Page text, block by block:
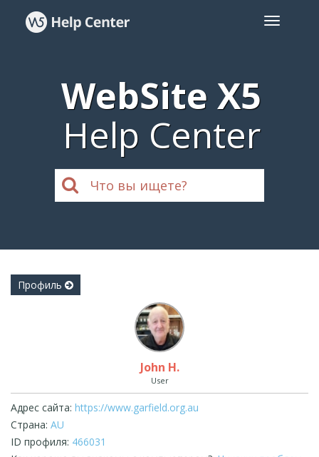
WebSite X5
Help Center
Профиль
John H.
User
Адрес сайта: https://www.garfield.org.au
Страна: AU
ID профиля: 466031